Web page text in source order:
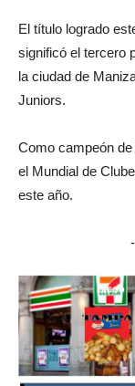
El título logrado
significó el tercero
la ciudad de
Juniors.
Como campeón
el Mundial de
este año.